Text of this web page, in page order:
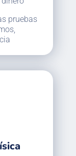
pruebas